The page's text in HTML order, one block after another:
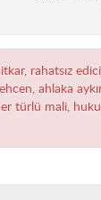
rahatsız
ahlaka
türlü mali,